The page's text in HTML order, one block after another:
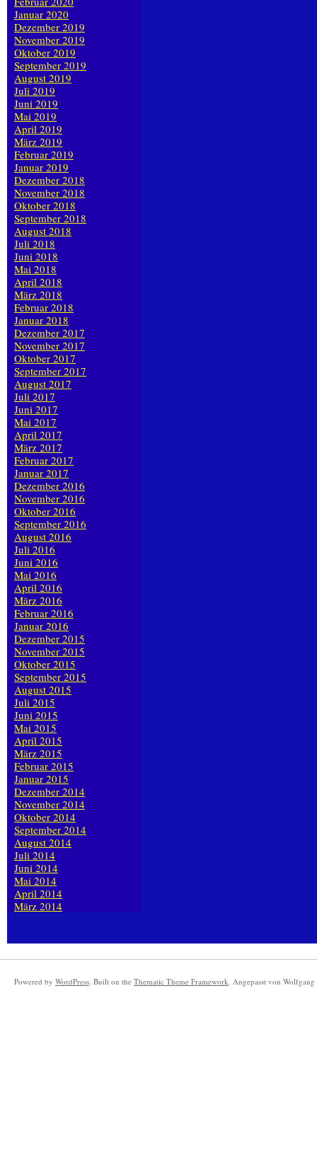
Januar 2020
Dezember 2019
November 2019
Oktober 2019
September 2019
August 2019
Juli 2019
Juni 2019
Mai 2019
April 2019
März 2019
Februar 2019
Januar 2019
Dezember 2018
November 2018
Oktober 2018
September 2018
August 2018
Juli 2018
Juni 2018
Mai 2018
April 2018
März 2018
Februar 2018
Januar 2018
Dezember 2017
November 2017
Oktober 2017
September 2017
August 2017
Juli 2017
Juni 2017
Mai 2017
April 2017
März 2017
Februar 2017
Januar 2017
Dezember 2016
November 2016
Oktober 2016
September 2016
August 2016
Juli 2016
Juni 2016
Mai 2016
April 2016
März 2016
Februar 2016
Januar 2016
Dezember 2015
November 2015
Oktober 2015
September 2015
August 2015
Juli 2015
Juni 2015
Mai 2015
April 2015
März 2015
Februar 2015
Januar 2015
Dezember 2014
November 2014
Oktober 2014
September 2014
August 2014
Juli 2014
Juni 2014
Mai 2014
April 2014
März 2014
Powered by WordPress. Built on the Thematic Theme Framework. Angepasst von